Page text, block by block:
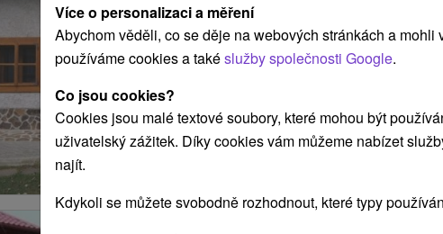
Chalupa a apartmánové
na okraji obce Smrečany,
Více o personalizaci a měření
Abychom věděli, co se děje na webových stránkách a
používáme cookies a takéslužby společnosti Google.
Co jsou cookies?
Cookies jsou malé textové soubory, které mohou být
uživatelský zážitek. Díky cookies vám můžeme nabízet
najít.
Kdykoli se můžete svobodně rozhodnout, které typy